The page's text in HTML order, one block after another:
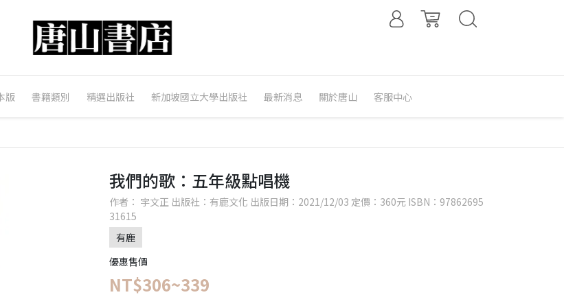
版 書籍類別 精選出版社 新加坡國立大學出版社 最新消息 關於唐山 客服中心
我們的歌：五年級點唱機
作者： 宇文正 出版社：有鹿文化 出版日期：2021/12/03 定價：360元 ISBN：97862695
31615
有鹿
優惠售價
NT$306~339